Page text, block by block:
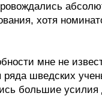
хотя
мне не
ряда шведских
большие усилия